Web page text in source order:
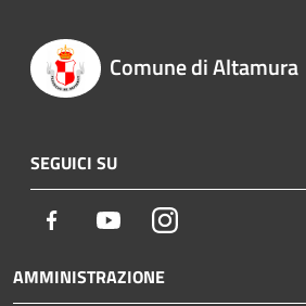
Comune di Altamura
SEGUICI SU
Facebook YoutubeInstagram
AMMINISTRAZIONE